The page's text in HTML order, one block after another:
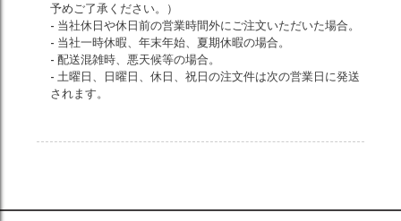
予めご了承ください。）
- 当社休日や休日前の営業時間外にご注文いただいた場合。
- 当社一時休暇、年末年始、夏期休暇の場合。
- 配送混雑時、悪天候等の場合。
- 土曜日、日曜日、休日、祝日の注文件は次の営業日に発送
されます。